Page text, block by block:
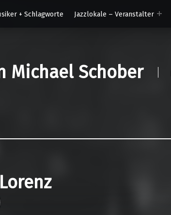
+ Schlagworte Jazzlokale – Veranstalter
Michael Schober
Lorenz